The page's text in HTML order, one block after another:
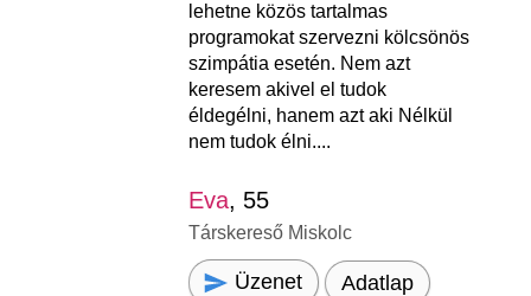
lehetne közös tartalmas
programokat szervezni kölcsönös
szimpátia esetén. Nem azt
keresem akivel el tudok
éldegélni, hanem azt aki Nélkül
nem tudok élni....
Eva, 55
Társkereső Miskolc
Üzenet Adatlap